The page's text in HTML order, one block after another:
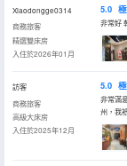
Xiaodongge0314
商務旅客
精選雙床房
入住於2026年01月
5.0
非常好
訪客
商務旅客
高級大床房
入住於2025年12月
5.0
非常滿
州，我